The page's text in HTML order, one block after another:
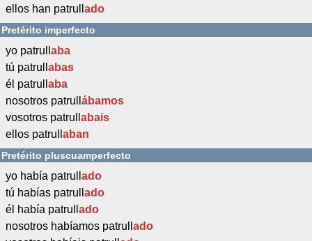
ellos han patrull ado
Pretérito imperfecto
yo patrull aba
tú patrull abas
él patrull aba
nosotros patrull ábamos
vosotros patrull abais
ellos patrull aban
Pretérito pluscuamperfecto
yo había patrull ado
tú habías patrull ado
él había patrull ado
nosotros habíamos patrull ado